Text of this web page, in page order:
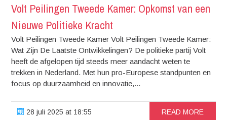
Volt Peilingen Tweede Kamer: Opkomst van een
Nieuwe Politieke Kracht
Volt Peilingen Tweede Kamer Volt Peilingen Tweede Kamer:
Wat Zijn De Laatste Ontwikkelingen? De politieke partij Volt
heeft de afgelopen tijd steeds meer aandacht weten te
trekken in Nederland. Met hun pro-Europese standpunten en
focus op duurzaamheid en innovatie,...
28 juli 2025 at 18:55 READ MORE